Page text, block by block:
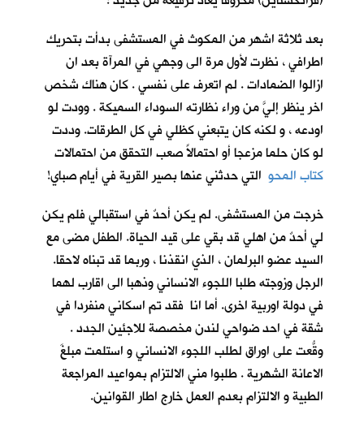
بعد ثلاثة اشهر من المكوث في المستشفى بدأت بتحريك
اطرافي ، نظرت لأول مرة الى وجهي في المرآة بعد ان
ازالوا الضمادات . لم اتعرف على نفسي . كان هناك شخص
اخر ينظر إليَّ من وراء نظارته السوداء السميكة . وودت لو
اودعه ، و لكنه كان يتبعني كظلي في كل الطرقات. وددت
لو كان حلما مزعجا أو احتمالاً صعب التحقق من احتمالات
كتاب المحو التي حدثني عنها بصير القرية في أيام صباي!
خرجت من المستشفى. لم يكن أحدٌ في استقبالي فلم يكن
لي أحدٌ من اهلي قد بقي على قيد الحياة. الطفل مضى مع
السيد عضو البرلمان ، الذي انقذنا ، وربما قد تبناه لاحقا.
الرجل وزوجته طلبا اللجوء الانساني وذهبا الى اقارب لهما
في دولة اوربية اخرى. أما انا فقد تم اسكاني منفردا في
شقة في احد ضواحي لندن مخصصة للاجئين الجدد .
وقّعتُ على اوراق لطلب اللجوء الانساني و استلمت مبلغَ
الاعانة الشهرية . طلبوا مني الالتزام بمواعيد المراجعة
الطبية و الالتزام بعدم العمل خارج اطار القوانين.